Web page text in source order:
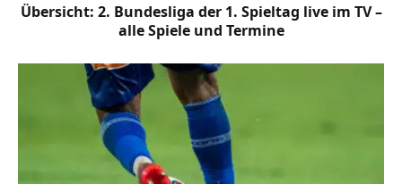
Übersicht: 2. Bundesliga der 1. Spieltag live im TV –
alle Spiele und Termine